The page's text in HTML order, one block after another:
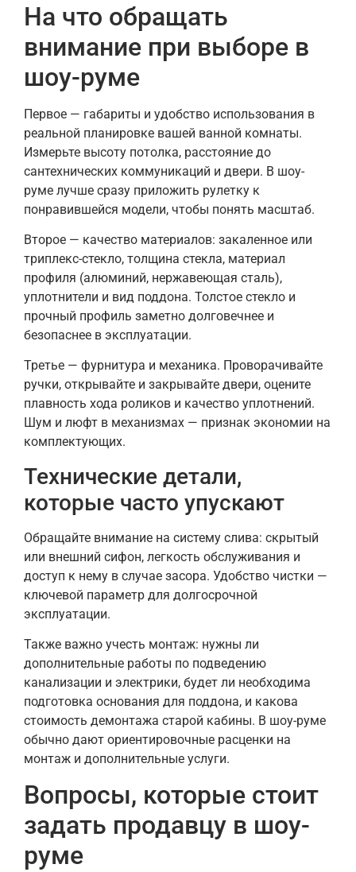
На что обращать
внимание при выборе в
шоу-руме
Первое — габариты и удобство использования в
реальной планировке вашей ванной комнаты.
Измерьте высоту потолка, расстояние до
сантехнических коммуникаций и двери. В шоу-
руме лучше сразу приложить рулетку к
понравившейся модели, чтобы понять масштаб.
Второе — качество материалов: закаленное или
триплекс-стекло, толщина стекла, материал
профиля (алюминий, нержавеющая сталь),
уплотнители и вид поддона. Толстое стекло и
прочный профиль заметно долговечнее и
безопаснее в эксплуатации.
Третье — фурнитура и механика. Проворачивайте
ручки, открывайте и закрывайте двери, оцените
плавность хода роликов и качество уплотнений.
Шум и люфт в механизмах — признак экономии на
комплектующих.
Технические детали,
которые часто упускают
Обращайте внимание на систему слива: скрытый
или внешний сифон, легкость обслуживания и
доступ к нему в случае засора. Удобство чистки —
ключевой параметр для долгосрочной
эксплуатации.
Также важно учесть монтаж: нужны ли
дополнительные работы по подведению
канализации и электрики, будет ли необходима
подготовка основания для поддона, и какова
стоимость демонтажа старой кабины. В шоу-руме
обычно дают ориентировочные расценки на
монтаж и дополнительные услуги.
Вопросы, которые стоит
задать продавцу в шоу-
руме